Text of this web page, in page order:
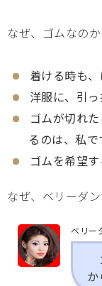
なぜ、ゴムなのか
着ける時も
洋服に、引
ゴムが切れ
るのは、私で
ゴムを希望
なぜ、ベリーダ
ベリー